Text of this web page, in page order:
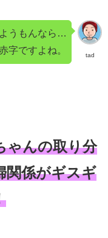
tad
うもんなら…
字ですよね。
ゃんの取り分
関係がギスギ